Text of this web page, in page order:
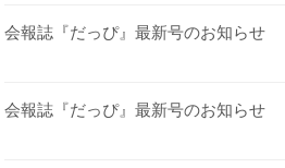
会報誌『だっぴ』最新号のお知らせ
会報誌『だっぴ』最新号のお知らせ